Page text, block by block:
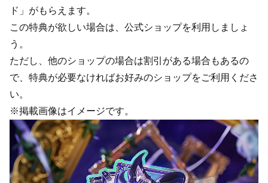
ド」がもらえます。
この特典が欲しい場合は、公式ショップを利用しましょ
う。
ただし、他のショップの場合は割引がある場合もあるの
で、特典が必要なければお好みのショップをご利用くださ
い。
※掲載画像はイメージです。